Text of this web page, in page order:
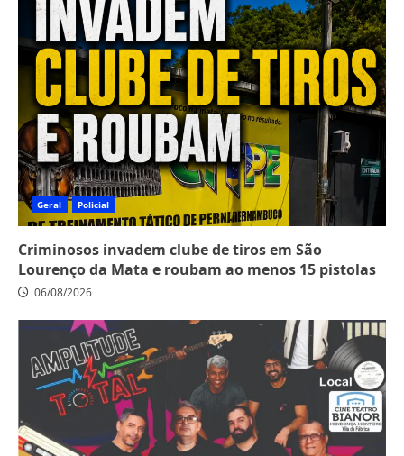
Geral Policial
Criminosos invadem clube de tiros em São
Lourenço da Mata e roubam ao menos 15 pistolas
06/08/2026